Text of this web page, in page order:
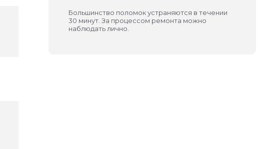
Большинство поломок устраняются в течении
30 минут. За процессом ремонта можно
наблюдать лично.